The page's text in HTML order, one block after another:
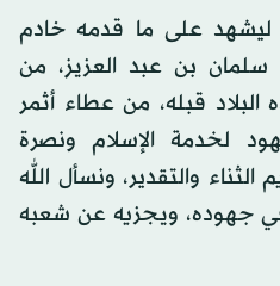
ليشهد على ما قدمه خادم
سلمان بن عبد العزيز، من
قبله، من عطاء أثمر
لخدمة الإسلام ونصرة
والتقدير، ونسأل الله
جهوده، ويجزيه عن شعبه